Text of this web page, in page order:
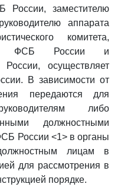
России, заместителю
аппарата
комитета,
ФСБ России и
осуществляет
В зависимости от
передаются для
либо
должностными
России <1> в органы
лицам в
для рассмотрения в
порядке.